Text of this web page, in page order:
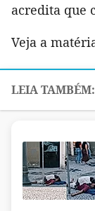
acredita que
Veja a